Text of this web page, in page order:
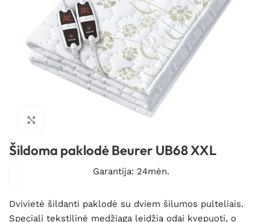
Spustelėkite, kad padidintumėte
Šildoma paklodė Beurer UB68 XXL
Garantija: 24mėn.
Dvivietė šildanti paklodė su dviem šilumos pulteliais.
Speciali tekstilinė medžiaga leidžia odai kvepuoti, o